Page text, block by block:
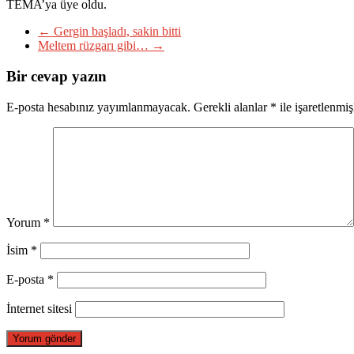
TEMA’ya üye oldu.
← Gergin başladı, sakin bitti
Meltem rüzgarı gibi… →
Bir cevap yazın
E-posta hesabınız yayımlanmayacak. Gerekli alanlar * ile
Yorum *
İsim *
E-posta *
İnternet sitesi